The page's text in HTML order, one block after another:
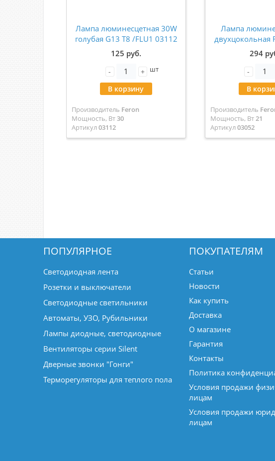
Лампа люминесцетная 30W
голубая G13 Т8 /FLU1 03112
125 руб.
- + шт
В корзину
Производитель Feron
Мощность, Вт30
Артикул03112
ЦветГолубая
Лампа
двухцокольная
T5 G5 21W
294
-
В
Производитель
Мощность, Вт21
Артикул03052
ЦветХолодный
ПОПУЛЯРНОЕ
Светодиодная лента
Розетки и выключатели
Светодиодные светильники
Автоматы, УЗО, Рубильники
Лампы диодные, светодиодные
Вентиляторы серии Silent
Дверные звонки "Гонги"
Терморегуляторы для теплого пола
ПОКУПАТЕЛЯМ
Статьи
Новости
Как купить
Доставка
О магазине
Гарантия
Контакты
Политика
Условия продажи
лицам
Условия продажи
лицам